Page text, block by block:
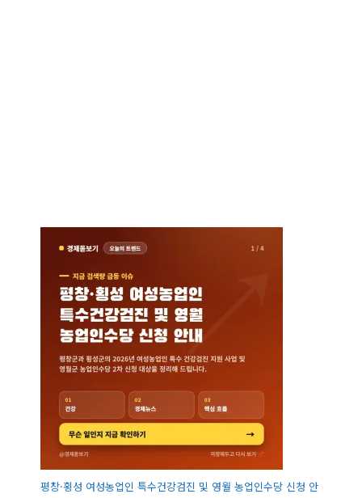
평창·횡성 여성농업인 특수건강검진 및 영월 농업인수당 신청 안